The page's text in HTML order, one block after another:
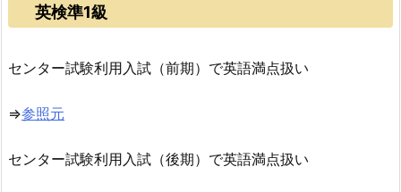
英検準1級
センター試験利用入試（前期）で英語満点扱い
⇒参照元
センター試験利用入試（後期）で英語満点扱い